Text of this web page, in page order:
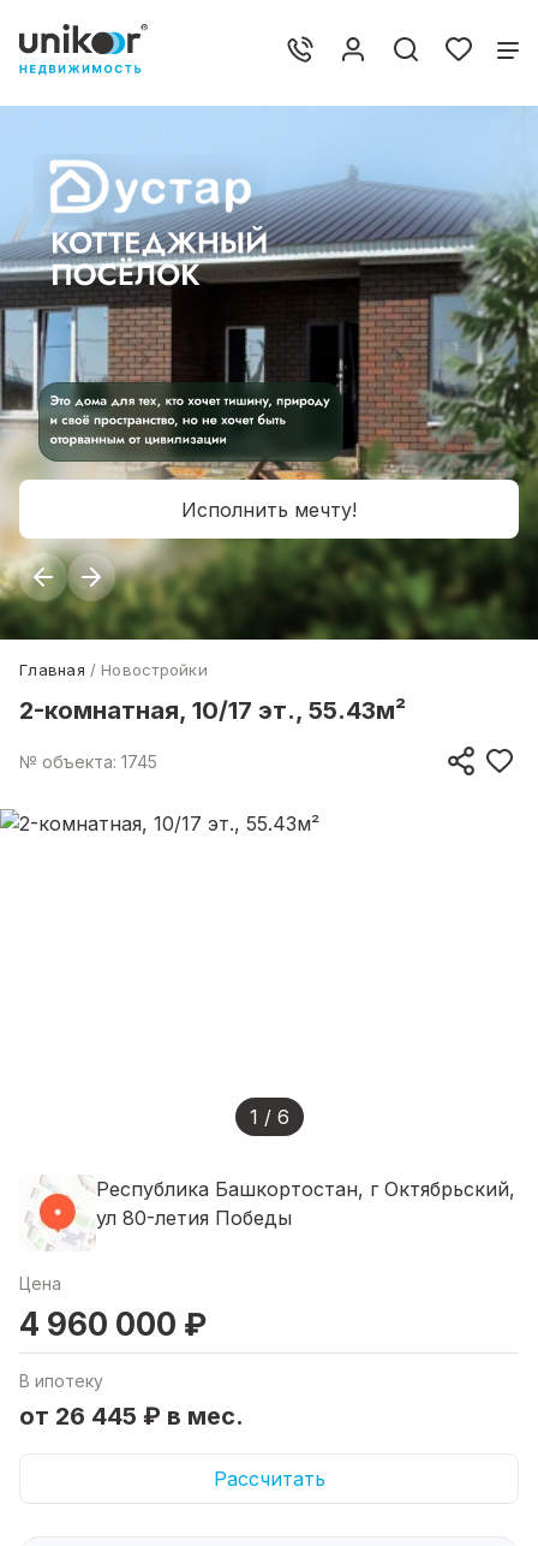
Исполнить мечту!
Главная Новостройки
2-комнатная, 10/17 эт., 55.43м²
№ объекта: 1745
1 / 6
Республика Башкортостан, г Октябрьский,
ул 80-летия Победы
Цена
4 960 000 ₽
В ипотеку
от 26 445 ₽ в мес.
Рассчитать